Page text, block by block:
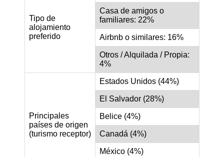
Tipo de
alojamiento
preferido
Casa de amigos o
familiares: 22%
Airbnb o similares: 16%
Otros / Alquilada / Propia:
4%
Principales
países de origen
(turismo receptor)
Estados Unidos (44%)
El Salvador (28%)
Belice (4%)
Canadá (4%)
México (4%)